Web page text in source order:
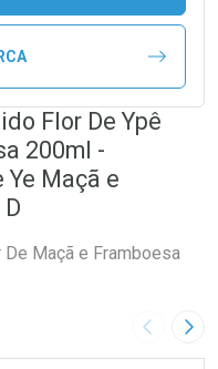
Flor De Ypê
200ml -
Maçã e
Maçã e Framboesa
Imagem